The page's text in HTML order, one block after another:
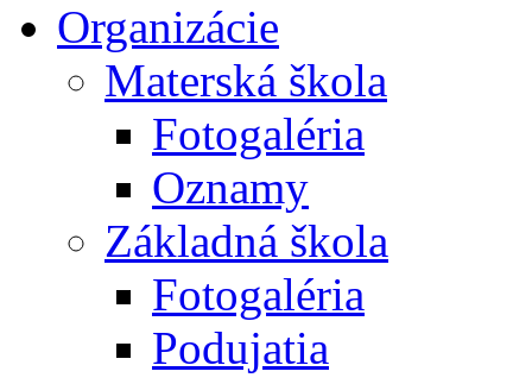
Organizácie
Materská škola
Fotogaléria
Oznamy
Základná škola
Fotogaléria
Podujatia